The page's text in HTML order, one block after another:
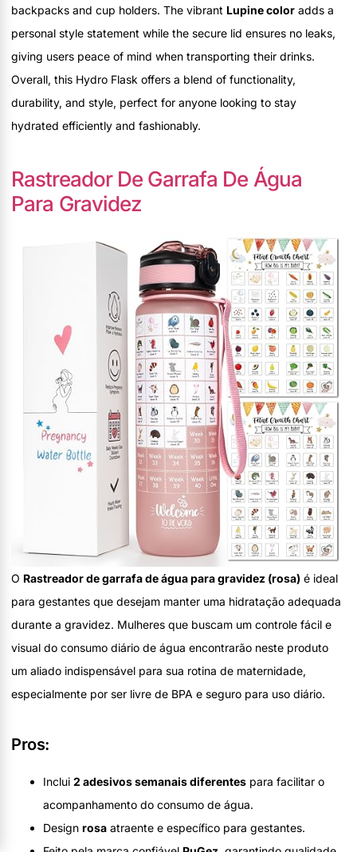
backpacks and cup holders. The vibrant Lupine color adds a
personal style statement while the secure lid ensures no leaks,
giving users peace of mind when transporting their drinks.
Overall, this Hydro Flask offers a blend of functionality,
durability, and style, perfect for anyone looking to stay
hydrated efficiently and fashionably.
Rastreador De Garrafa De Água
Para Gravidez
O Rastreador de garrafa de água para gravidez (rosa) é ideal
para gestantes que desejam manter uma hidratação adequada
durante a gravidez. Mulheres que buscam um controle fácil e
visual do consumo diário de água encontrarão neste produto
um aliado indispensável para sua rotina de maternidade,
especialmente por ser livre de BPA e seguro para uso diário.
Pros:
Inclui 2 adesivos semanais diferentes para facilitar o
acompanhamento do consumo de água.
Design rosa atraente e específico para gestantes.